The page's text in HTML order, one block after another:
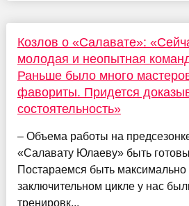
Козлов о «Салавате»:
молодая и неопытная
Раньше было много
фавориты. Придется
состоятельность»
– Объема работы на
«Салавату Юлаеву» быть
Постараемся быть
заключительном цикле у нас
тренировк...